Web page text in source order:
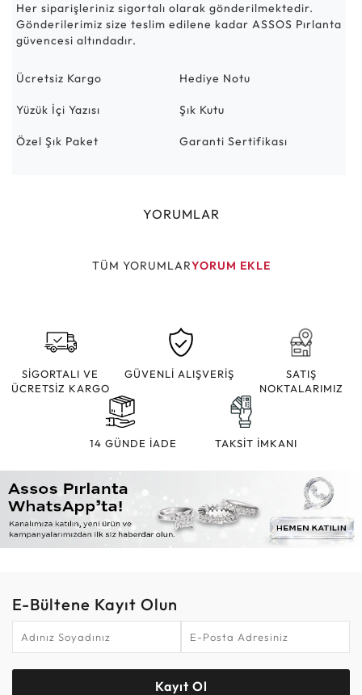
Her siparişleriniz sigortalı olarak gönderilmektedir.
Gönderilerimiz size teslim edilene kadar ASSOS Pırlanta
güvencesi altındadır.
Ücretsiz Kargo Hediye Notu
Yüzük İçi Yazısı Şık Kutu
Özel Şık Paket Garanti Sertifikası
YORUMLAR
TÜM YORUMLARYORUM EKLE
SİGORTALI VE
ÜCRETSİZ KARGO
GÜVENLİ ALIŞVERİŞ
SATIŞ
NOKTALARIMIZ
14 GÜNDE İADE TAKSİT İMKANI
E-Bültene Kayıt Olun
Kayıt Ol